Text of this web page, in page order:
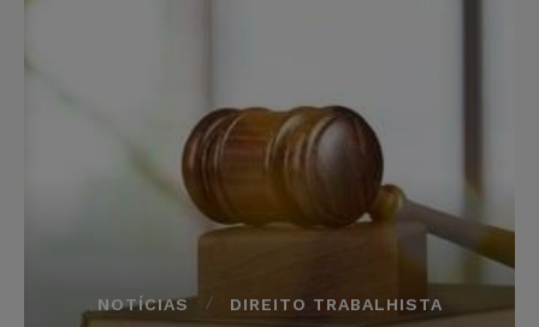
NOTÍCIAS DIREITO TRABALHISTA